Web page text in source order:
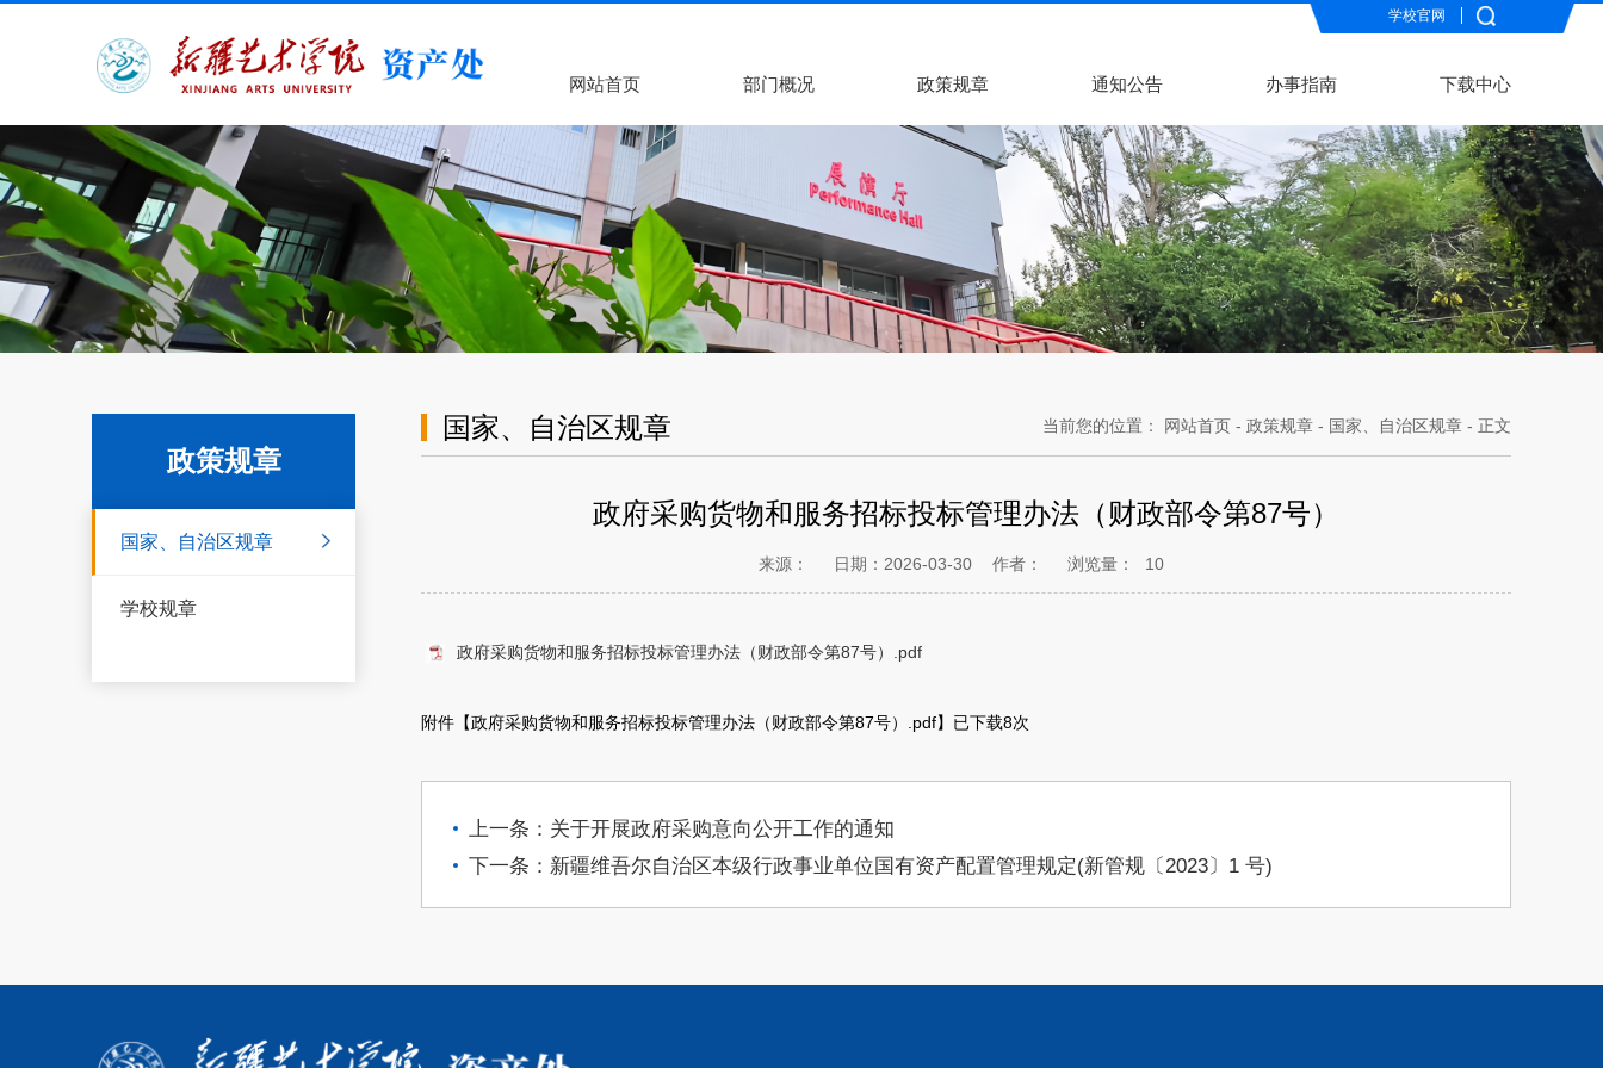
学校官网
网站首页 部门概况 政策规章 通知公告 办事指南 下载中心
政策规章
国家、自治区规章
学校规章
国家、自治区规章 当前您的位置： 网站首页 - 政策规章 - 国家、自治区规章 - 正文
政府采购货物和服务招标投标管理办法（财政部令第87号）
来源： 日期：2026-03-30 作者： 浏览量： 10
政府采购货物和服务招标投标管理办法（财政部令第87号）.pdf
附件【政府采购货物和服务招标投标管理办法（财政部令第87号）.pdf】已下载8次
上一条：关于开展政府采购意向公开工作的通知
下一条：新疆维吾尔自治区本级行政事业单位国有资产配置管理规定(新管规〔2023〕1 号)